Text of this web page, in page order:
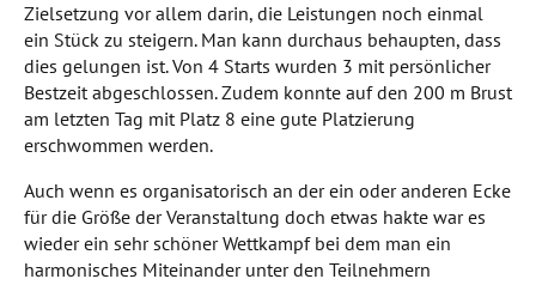
Zielsetzung vor allem darin, die Leistungen noch einmal
ein Stück zu steigern. Man kann durchaus behaupten, dass
dies gelungen ist. Von 4 Starts wurden 3 mit persönlicher
Bestzeit abgeschlossen. Zudem konnte auf den 200 m Brust
am letzten Tag mit Platz 8 eine gute Platzierung
erschwommen werden.
Auch wenn es organisatorisch an der ein oder anderen Ecke
für die Größe der Veranstaltung doch etwas hakte war es
wieder ein sehr schöner Wettkampf bei dem man ein
harmonisches Miteinander unter den Teilnehmern